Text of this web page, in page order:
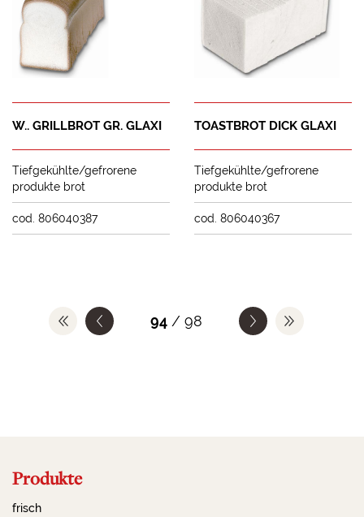
W.. GRILLBROT GR. GLAXI
Tiefgekühlte/gefrorene
produkte brot
cod. 806040387
TOASTBROT DICK GLAXI
Tiefgekühlte/gefrorene
produkte brot
cod. 806040367
94/ 98
Produkte
frisch